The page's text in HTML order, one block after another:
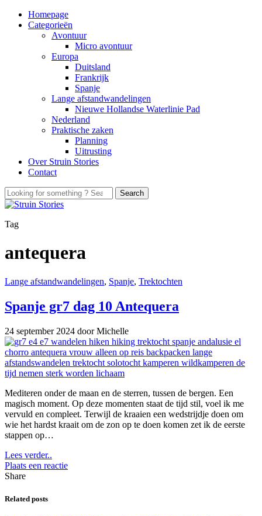
Homepage
Categorieën
Avontuur
Micro avontuur
Europa
Duitsland
Frankrijk
Spanje
Lange afstandwandelingen
Nieuwe Hollandse Waterlinie Pad
Nederland
Praktische zaken
Planning
Uitrusting
Over Struin Stories
Contact
Tag
antequera
Lange afstandwandelingen, Spanje, Trektochten
Spanje gr7 dag 10 Antequera
24 september 2024 door Michelle
Mediteren onder de maan en de sterren, tussen de bergen. Een
magisch moment. Op deze momenten staat de tijd stil, voel ik me
vervuld en compleet. Terwijl de kraaien een wedstrijdje doen om
wie het hardst kraait om de zon op te doen komen zet ik de eerste
stappen op…
Lees verder..
Plaats een reactie
Share
Related posts